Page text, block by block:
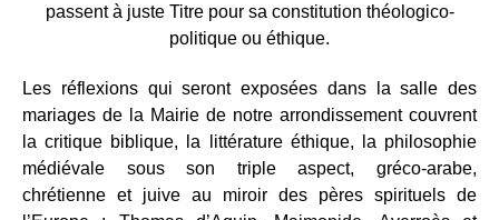
passent à juste Titre pour sa constitution théologico-
politique ou éthique.
Les réflexions qui seront exposées dans la salle des
mariages de la Mairie de notre arrondissement couvrent
la critique biblique, la littérature éthique, la philosophie
médiévale sous son triple aspect, gréco-arabe,
chrétienne et juive au miroir des pères spirituels de